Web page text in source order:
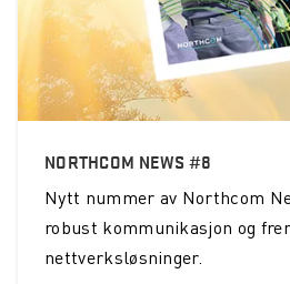
NORTHCOM NEWS #8
Nytt nummer av Northcom
robust kommunikasjon og
nettverksløsninger.